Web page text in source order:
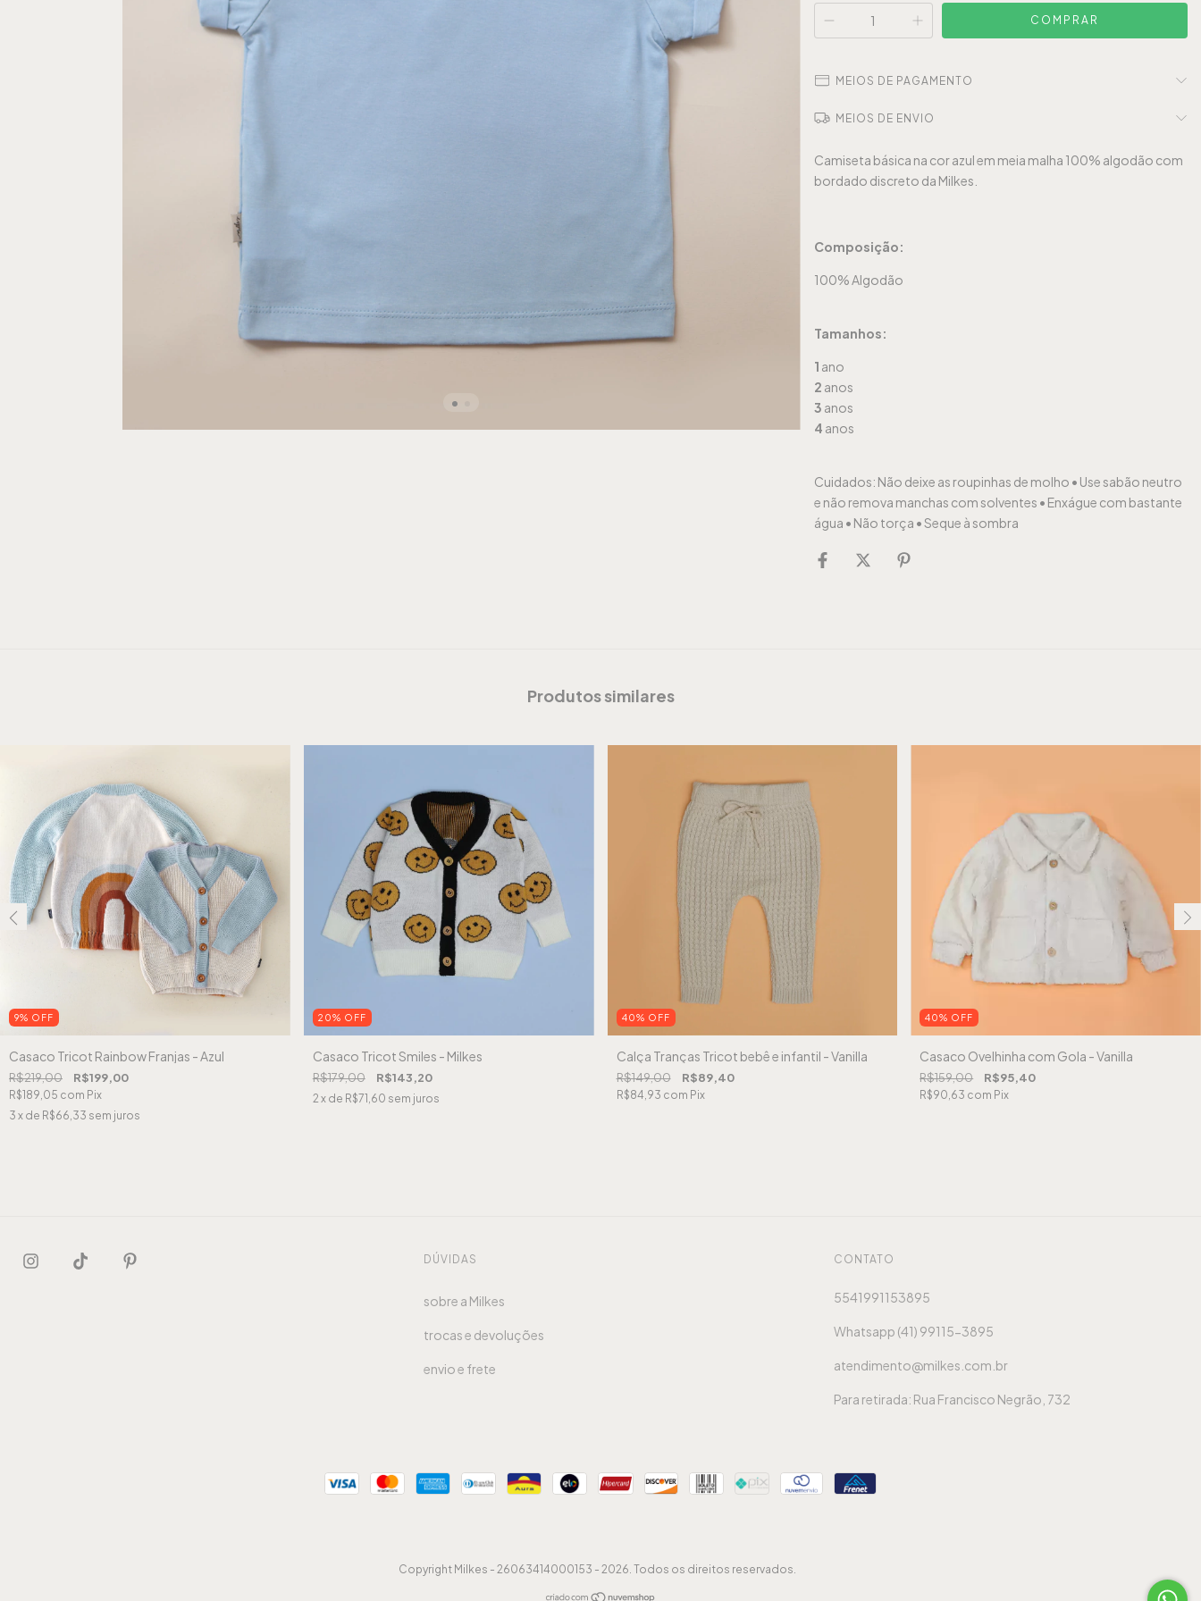
MEIOS DE PAGAMENTO
MEIOS DE ENVIO
Camiseta básica na cor azul em meia malha 100% algodão com
bordado discreto da Milkes.
Composição:
100% Algodão
Tamanhos:
1 ano
2 anos
3 anos
4 anos
Cuidados: Não deixe as roupinhas de molho • Use sabão neutro
e não remova manchas com solventes • Enxágue com bastante
água • Não torça •Seque à sombra
Produtos similares
9% OFF
Casaco Tricot Rainbow Franjas - Azul
R$219,00 R$199,00
R$189,05 com Pix
3 x de R$66,33 sem juros
20% OFF
Casaco Tricot Smiles - Milkes
R$179,00 R$143,20
2 x de R$71,60 sem juros
40% OFF
Calça Tranças Tricot bebê e infantil - Vanilla
R$149,00 R$89,40
R$84,93 com Pix
40% OFF
Casaco Ovelhinha com Gola - Vanilla
R$159,00 R$95,40
R$90,63 com Pix
DÚVIDAS
sobre a Milkes
trocas e devoluções
envio e frete
CONTATO
5541991153895
Whatsapp (41) 99115-3895
atendimento@milkes.com.br
Para retirada: Rua Francisco Negrão, 732
Copyright Milkes - 26063414000153 - 2026. Todos os direitos reservados.